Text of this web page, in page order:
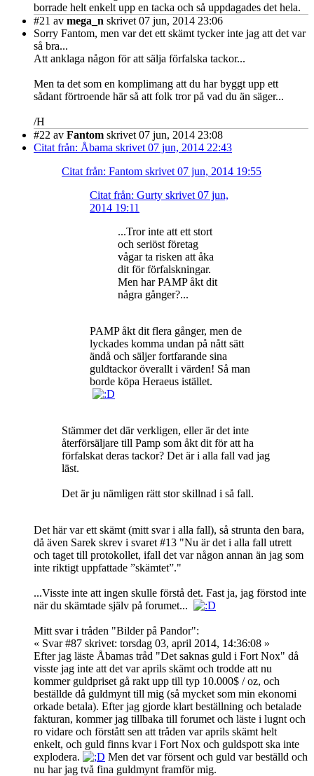
borrade helt enkelt upp en tacka och så uppdagades det hela.
#21 av mega_n skrivet 07 jun, 2014 23:06
Sorry Fantom, men var det ett skämt tycker inte jag att det var
så bra...
Att anklaga någon för att sälja förfalska tackor...
Men ta det som en komplimang att du har byggt upp ett
sådant förtroende här så att folk tror på vad du än säger...
/H
#22 av Fantom skrivet 07 jun, 2014 23:08
Citat från: Åbama skrivet 07 jun, 2014 22:43
Citat från: Fantom skrivet 07 jun, 2014 19:55
Citat från: Gurty skrivet 07 jun,
2014 19:11
...Tror inte att ett stort
och seriöst företag
vågar ta risken att åka
dit för förfalskningar.
Men har PAMP åkt dit
några gånger?...
PAMP åkt dit flera gånger, men de
lyckades komma undan på nått sätt
ändå och säljer fortfarande sina
guldtackor överallt i värden! Så man
borde köpa Heraeus istället.
Stämmer det där verkligen, eller är det inte
återförsäljare till Pamp som åkt dit för att ha
förfalskat deras tackor? Det är i alla fall vad jag
läst.
Det är ju nämligen rätt stor skillnad i så fall.
Det här var ett skämt (mitt svar i alla fall), så strunta den bara,
då även Sarek skrev i svaret #13 "Nu är det i alla fall utrett
och taget till protokollet, ifall det var någon annan än jag som
inte riktigt uppfattade ”skämtet”."
...Visste inte att ingen skulle förstå det. Fast ja, jag förstod inte
när du skämtade själv på forumet...
Mitt svar i tråden "Bilder på Pandor":
« Svar #87 skrivet: torsdag 03, april 2014, 14:36:08 »
Efter jag läste Åbamas tråd "Det saknas guld i Fort Nox" då
visste jag inte att det var aprils skämt och trodde att nu
kommer guldpriset gå rakt upp till typ 10.000$ / oz, och
beställde då guldmynt till mig (så mycket som min ekonomi
orkade betala). Efter jag gjorde klart beställning och betalade
fakturan, kommer jag tillbaka till forumet och läste i lugnt och
ro vidare och förstått sen att tråden var aprils skämt helt
enkelt, och guld finns kvar i Fort Nox och guldspott ska inte
explodera.
Men det var försent och guld var beställd och
nu har jag två fina guldmynt framför mig.